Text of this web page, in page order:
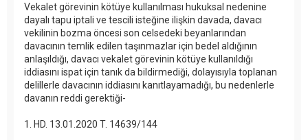
Vekalet görevinin kötüye kullanılması hukuksal nedenine
dayalı tapu iptali ve tescili isteğine ilişkin davada, davacı
vekilinin bozma öncesi son celsedeki beyanlarından
davacının temlik edilen taşınmazlar için bedel aldığının
anlaşıldığı, davacı vekalet görevinin kötüye kullanıldığı
iddiasını ispat için tanık da bildirmediği, dolayısıyla toplanan
delillerle davacının iddiasını kanıtlayamadığı, bu nedenlerle
davanın reddi gerektiği-
1. HD. 13.01.2020 T. 14639/144